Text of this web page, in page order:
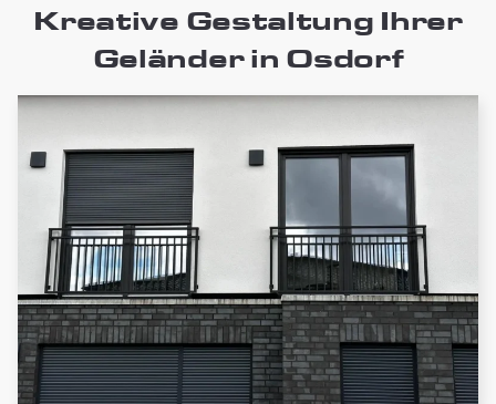
Kreative Gestaltung Ihrer
Geländer in Osdorf